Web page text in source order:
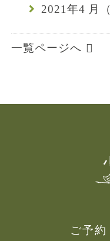
2021年4 月（
一覧ページへ
ご予